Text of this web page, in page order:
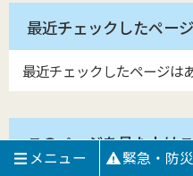
最近チェックしたページ
最近チェックしたページは
このページを見た人は
メニュー 緊急・防災